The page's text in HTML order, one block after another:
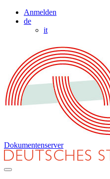
Anmelden
de
it
Dokumentenserver